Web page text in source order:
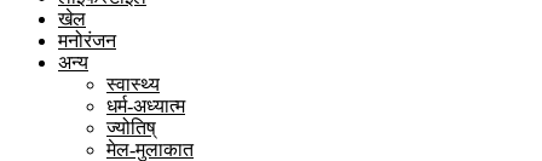
खेल
मनोरंजन
अन्य
स्वास्थ्य
धर्म-अध्यात्म
ज्योतिष्
मेल-मुलाकात